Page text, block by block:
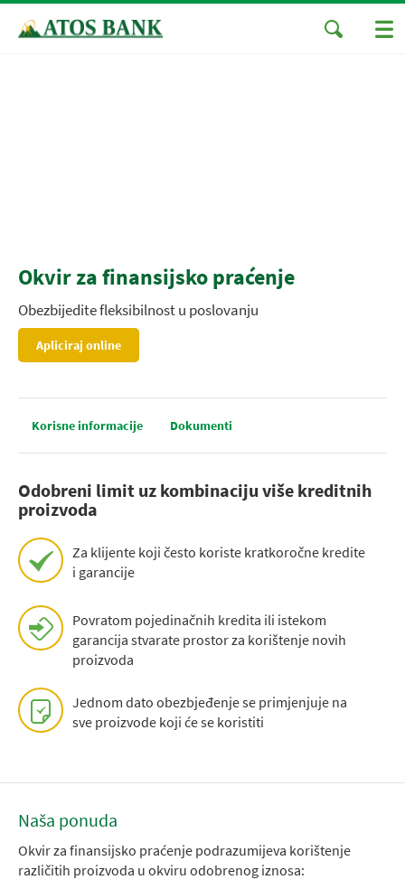
Okvir za finansijsko praćenje
Obezbijedite fleksibilnost u poslovanju
Apliciraj online
Korisne informacije Dokumenti
Odobreni limit uz kombinaciju više kreditnih
proizvoda
Za klijente koji često koriste kratkoročne kredite
i garancije
Povratom pojedinačnih kredita ili istekom
garancija stvarate prostor za korištenje novih
proizvoda
Jednom dato obezbjeđenje se primjenjuje na
sve proizvode koji će se koristiti
Naša ponuda
Okvir za finansijsko praćenje podrazumijeva korištenje
različitih proizvoda u okviru odobrenog iznosa: